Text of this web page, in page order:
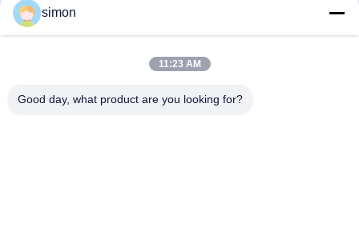
Adres
simon
11:23 AM
Good day, what product are you looking for?